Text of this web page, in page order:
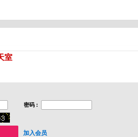
室
密码 :
加入会员